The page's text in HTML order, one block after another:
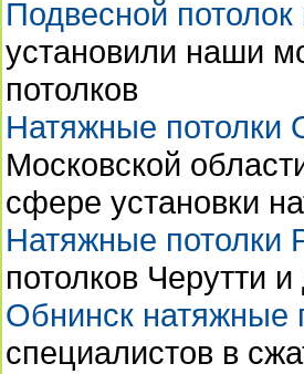
Подвесной потолок
установили наши
потолков
Натяжные потолки
Московской
сфере установки
Натяжные потолки
потолков Черутти
Обнинск натяжные
специалистов в